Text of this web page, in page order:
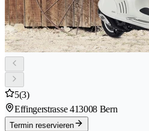
5(3)
Effingerstrasse 413008 Bern
Termin reservieren